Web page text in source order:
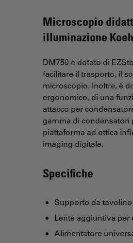
Microscopio
illuminazione
DM750 è dotato di
facilitare il trasporto, il
microscopio. Inoltre, è
ergonomico, di una
attacco per
gamma di condensatori
piattaforma ad ottica
imaging digitale.
Specifiche
Supporto da
Lente aggiuntiva per
Alimentatore